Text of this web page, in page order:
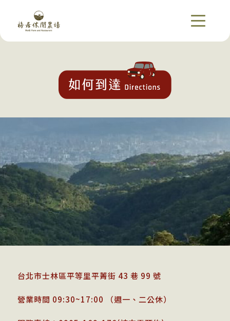
台北市士林區平等里平菁街 43 巷 99 號
營業時間 09:30~17:00 （週一、二公休）